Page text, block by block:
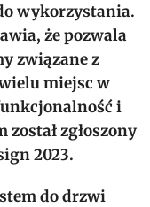
wykorzystania.
że pozwala
związane z
miejsc w
i
został zgłoszony
2023.
do drzwi